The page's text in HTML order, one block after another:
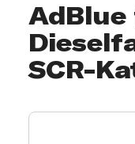
SCR-
AdBlue-